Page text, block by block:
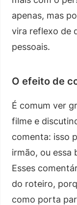
apenas, mas
vira reflexo de
pessoais.
O efeito de
É comum ver
filme e
comenta: isso
irmão, ou essa
Esses
do roteiro,
como porta